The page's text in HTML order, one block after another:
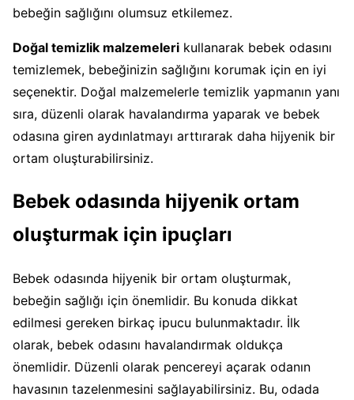
bebeğin sağlığını olumsuz etkilemez.
Doğal temizlik malzemeleri kullanarak bebek odasını
temizlemek, bebeğinizin sağlığını korumak için en iyi
seçenektir. Doğal malzemelerle temizlik yapmanın yanı
sıra, düzenli olarak havalandırma yaparak ve bebek
odasına giren aydınlatmayı arttırarak daha hijyenik bir
ortam oluşturabilirsiniz.
Bebek odasında hijyenik ortam
oluşturmak için ipuçları
Bebek odasında hijyenik bir ortam oluşturmak,
bebeğin sağlığı için önemlidir. Bu konuda dikkat
edilmesi gereken birkaç ipucu bulunmaktadır. İlk
olarak, bebek odasını havalandırmak oldukça
önemlidir. Düzenli olarak pencereyi açarak odanın
havasının tazelenmesini sağlayabilirsiniz. Bu, odada